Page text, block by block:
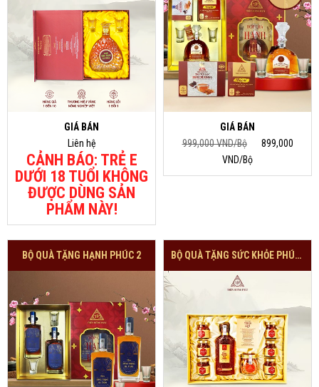
GIÁ BÁN
Liên hệ
CẢNH BÁO: TRẺ E
DƯỚI 18 TUỔI KHÔNG
ĐƯỢC DÙNG SẢN
PHẨM NÀY!
GIÁ BÁN
999,000 VND/Bộ
899,000
VND/Bộ
BỘ QUÀ TẶNG HẠNH PHÚC 2 BỘ QUÀ TẶNG SỨC KHỎE PHÚC KHÍ-1 HŨ NẤM